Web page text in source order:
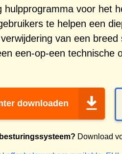
hulpprogramma voor het
te helpen een
van een
een-op-een technische
downloaden
Download